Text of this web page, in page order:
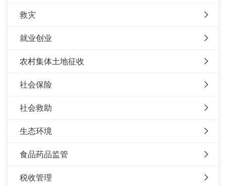
救灾
就业创业
农村集体土地征收
社会保险
社会救助
生态环境
食品药品监管
税收管理